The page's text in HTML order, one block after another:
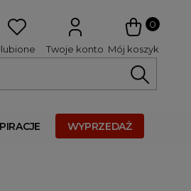
0
Mój koszyk
Twoje konto
WYPRZEDAŻ